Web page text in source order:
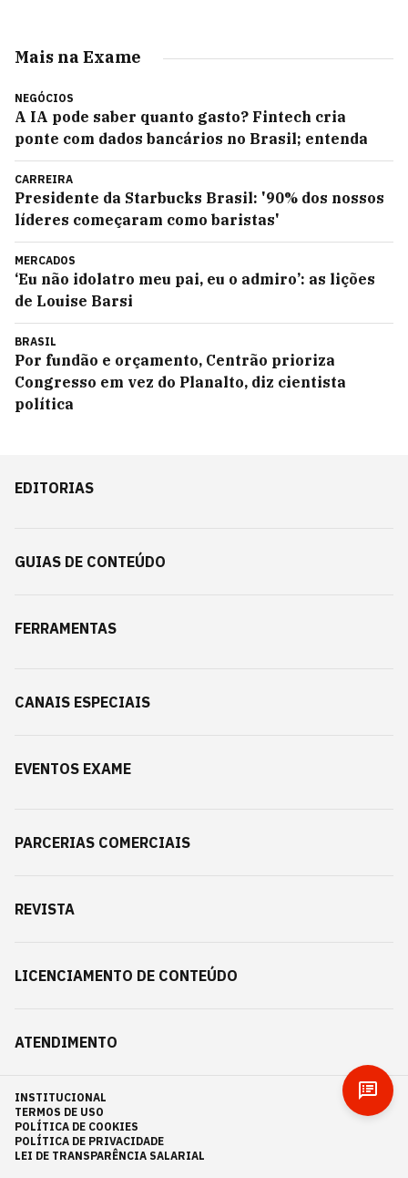
Mais na Exame
NEGÓCIOS
A IA pode saber quanto gasto? Fintech cria
ponte com dados bancários no Brasil; entenda
CARREIRA
Presidente da Starbucks Brasil: '90% dos nossos
líderes começaram como baristas'
MERCADOS
‘Eu não idolatro meu pai, eu o admiro’: as lições
de Louise Barsi
BRASIL
Por fundão e orçamento, Centrão prioriza
Congresso em vez do Planalto, diz cientista
política
EDITORIAS
GUIAS DE CONTEÚDO
FERRAMENTAS
CANAIS ESPECIAIS
EVENTOS EXAME
PARCERIAS COMERCIAIS
REVISTA
LICENCIAMENTO DE CONTEÚDO
ATENDIMENTO
INSTITUCIONAL
TERMOS DE USO
POLÍTICA DE COOKIES
POLÍTICA DE PRIVACIDADE
LEI DE TRANSPARÊNCIA SALARIAL